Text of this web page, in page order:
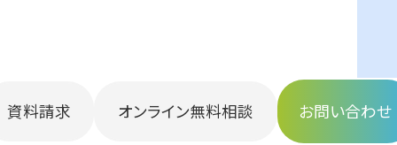
資料請求 オンライン無料相談 お問い合わせ